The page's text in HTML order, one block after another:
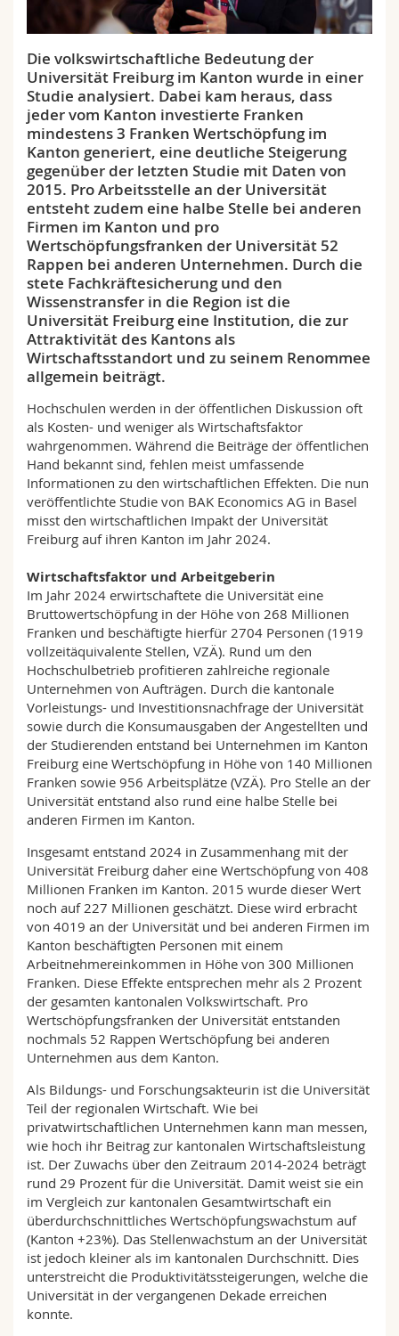
Math.-Nat. und Med. Fak.
Interfakultär
Mitarbeitende
Doktorierende
Webmail
Vorlesungsverzeichnis
MyUnifr
Die volkswirtschaftliche Bedeutung der
Universität Freiburg im Kanton wurde in einer
Studie analysiert. Dabei kam heraus, dass
jeder vom Kanton investierte Franken
mindestens 3 Franken Wertschöpfung im
Kanton generiert, eine deutliche Steigerung
gegenüber der letzten Studie mit Daten von
2015. Pro Arbeitsstelle an der Universität
entsteht zudem eine halbe Stelle bei anderen
Firmen im Kanton und pro
Wertschöpfungsfranken der Universität 52
Rappen bei anderen Unternehmen. Durch die
stete Fachkräftesicherung und den
Wissenstransfer in die Region ist die
Universität Freiburg eine Institution, die zur
Attraktivität des Kantons als
Wirtschaftsstandort und zu seinem Renommee
allgemein beiträgt.
Hochschulen werden in der öffentlichen Diskussion oft
als Kosten- und weniger als Wirtschaftsfaktor
wahrgenommen. Während die Beiträge der öffentlichen
Hand bekannt sind, fehlen meist umfassende
Informationen zu den wirtschaftlichen Effekten. Die nun
veröffentlichte Studie von BAK Economics AG in Basel
misst den wirtschaftlichen Impakt der Universität
Freiburg auf ihren Kanton im Jahr 2024.
Wirtschaftsfaktor und Arbeitgeberin
Im Jahr 2024 erwirtschaftete die Universität eine
Bruttowertschöpfung in der Höhe von 268 Millionen
Franken und beschäftigte hierfür 2704 Personen (1919
vollzeitäquivalente Stellen, VZÄ). Rund um den
Hochschulbetrieb profitieren zahlreiche regionale
Unternehmen von Aufträgen. Durch die kantonale
Vorleistungs- und Investitionsnachfrage der Universität
sowie durch die Konsumausgaben der Angestellten und
der Studierenden entstand bei Unternehmen im Kanton
Freiburg eine Wertschöpfung in Höhe von 140 Millionen
Franken sowie 956 Arbeitsplätze (VZÄ). Pro Stelle an der
Universität entstand also rund eine halbe Stelle bei
anderen Firmen im Kanton.
Insgesamt entstand 2024 in Zusammenhang mit der
Universität Freiburg daher eine Wertschöpfung von 408
Millionen Franken im Kanton. 2015 wurde dieser Wert
noch auf 227 Millionen geschätzt. Diese wird erbracht
von 4019 an der Universität und bei anderen Firmen im
Kanton beschäftigten Personen mit einem
Arbeitnehmereinkommen in Höhe von 300 Millionen
Franken. Diese Effekte entsprechen mehr als 2 Prozent
der gesamten kantonalen Volkswirtschaft. Pro
Wertschöpfungsfranken der Universität entstanden
nochmals 52 Rappen Wertschöpfung bei anderen
Unternehmen aus dem Kanton.
Als Bildungs- und Forschungsakteurin ist die Universität
Teil der regionalen Wirtschaft. Wie bei
privatwirtschaftlichen Unternehmen kann man messen,
wie hoch ihr Beitrag zur kantonalen Wirtschaftsleistung
ist. Der Zuwachs über den Zeitraum 2014-2024 beträgt
rund 29 Prozent für die Universität. Damit weist sie ein
im Vergleich zur kantonalen Gesamtwirtschaft ein
überdurchschnittliches Wertschöpfungswachstum auf
(Kanton +23%). Das Stellenwachstum an der Universität
ist jedoch kleiner als im kantonalen Durchschnitt. Dies
unterstreicht die Produktivitätssteigerungen, welche die
Universität in der vergangenen Dekade erreichen
konnte.